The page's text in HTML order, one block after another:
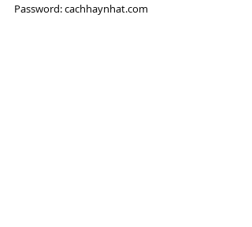
Password: cachhaynhat.com